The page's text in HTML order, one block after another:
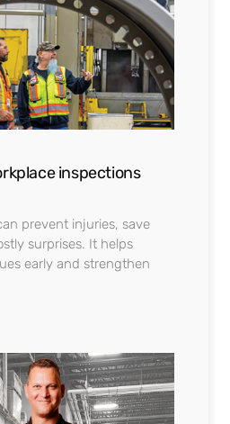
inspections
prevent injuries, save
surprises. It helps
early and strengthen